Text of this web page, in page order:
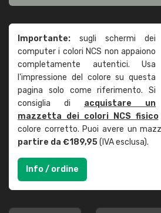
Importante: sugli schermi dei
computer i colori NCS non appaiono
completamente autentici. Usa
l'impressione del colore su questa
pagina solo come riferimento. Si
consiglia di acquistare un
mazzetta dei colori NCS fisico
colore corretto. Puoi avere un
partire da €189,95(IVA esclusa).
Info / ordine